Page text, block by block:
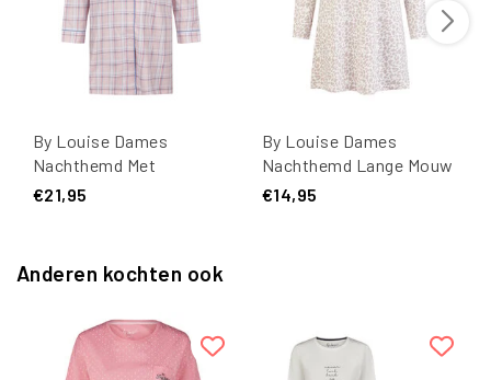
By Louise Dames
Nachthemd Met
Knoopsluiting Lange
€21,95
By Louise Dames
Nachthemd Lange Mouw
Katoen Wit/Roze
€14,95
Anderen kochten ook